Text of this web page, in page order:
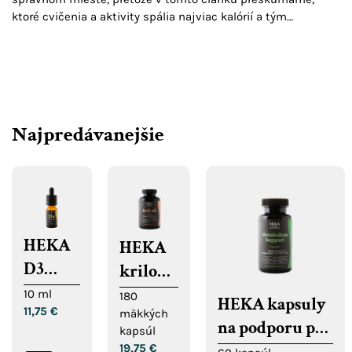
ktoré cvičenia a aktivity spália najviac kalórií a tým
Najpredávanejšie
HEKA
D3
kvapky
10 ml
11,75 €
HEKA
krilový
olej
mäkké
kapsuly
180
mäkkých
kapsúl
19,75 €
HEKA kapsuly
na podporu pri